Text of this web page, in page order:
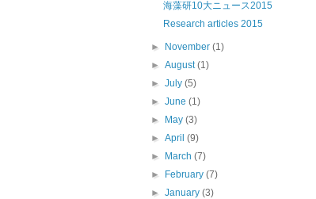
海藻研10大ニュース2015
Research articles 2015
► November(1)
►August(1)
►July(5)
►June(1)
►
May(3)
►April(9)
►
March(7)
►
February(7)
►January(3)